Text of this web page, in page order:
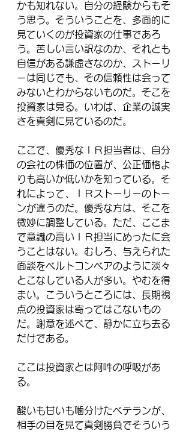
かも知れない。自分の経験からもそ
う思う。そういうことを、多面的に
見ていくのが投資家の仕事であろ
う。苦しい言い訳なのか、それとも
自信がある謙虚さなのか、ストーリ
ーは同じでも、その信頼性は会って
みないとわからないものだ。そこを
投資家は見る。いわば、企業の誠実
さを真剣に見ているのだ。
ここで、優秀なＩＲ担当者は、自分
の会社の株価の位置が、公正価格よ
りも高いか低いかを知っている。そ
れによって、ＩＲストーリーのトー
ンが違うのだ。優秀な方は、そこを
微妙に調整している。ただ、ここま
で意識の高いＩＲ担当にめったに会
うことはない。むしろ、与えられた
面談をベルトコンベアのように淡々
とこなしている人が多い。やむを得
まい。こういうところには、長期視
点の投資家は寄ってはこないもの
だ。謝意を述べて、静かに立ち去る
だけである。
ここは投資家とは阿吽の呼吸があ
る。
酸いも甘いも噛分けたベテランが、
相手の目を見て真剣勝負でそういう